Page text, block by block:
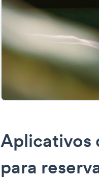
Aplicativos
para